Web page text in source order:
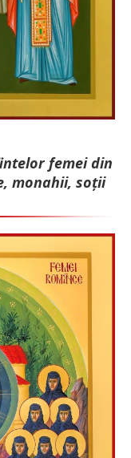
femei din
monahii, soții